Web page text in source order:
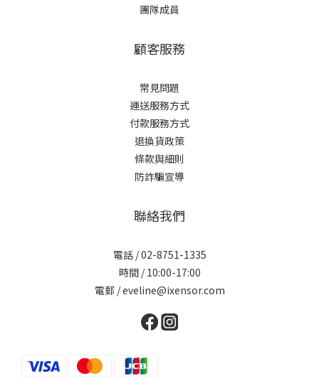
團隊成員
顧客服務
常見問題
運送服務方式
付款服務方式
退換貨政策
條款與細則
防詐騙宣導
聯絡我們
電話 / 02-8751-1335
時間 / 10:00-17:00
電郵 / eveline@ixensor.com